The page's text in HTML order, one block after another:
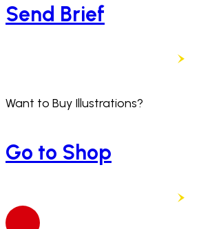
Send Brief
Want to Buy Illustrations?
Go to Shop